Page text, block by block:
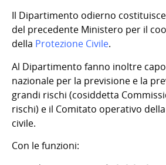
Il Dipartimento odierno
del precedente Ministero per il
della Protezione Civile.
Al Dipartimento fanno inoltre
nazionale per la previsione e la
grandi rischi (cosiddetta
rischi) e il Comitato operativo
civile.
Con le funzioni: